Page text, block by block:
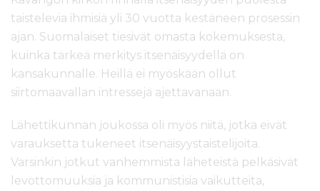
taistelevia ihmisiä yli 30 vuotta kestäneen prosessin
ajan. Suomalaiset tiesivät omasta kokemuksesta,
kuinka tärkeä merkitys itsenäisyydellä on
kansakunnalle. Heillä ei myöskään ollut
siirtomaavallan intressejä ajettavanaan.
Lähettikunnan joukossa oli myös niitä, jotka eivät
varauksetta tukeneet itsenäisyystaistelijoita.
Varsinkin jotkut vanhemmista läheteistä pelkäsivät
levottomuuksia ja kommunistisia vaikutteita,